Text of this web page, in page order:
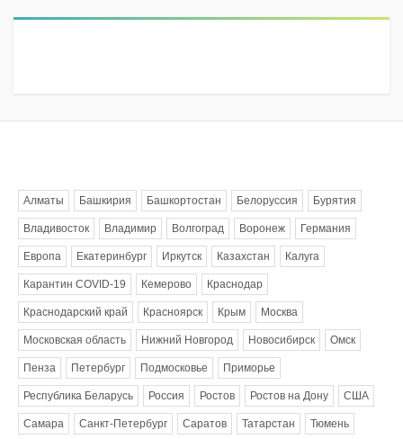
Алматы Башкирия Башкортостан Белоруссия Бурятия
Владивосток Владимир Волгоград Воронеж Германия
Европа Екатеринбург Иркутск Казахстан Калуга
Карантин COVID-19 Кемерово Краснодар
Краснодарский край Красноярск Крым Москва
Московская область Нижний Новгород Новосибирск Омск
Пенза Петербург Подмосковье Приморье
Республика Беларусь Россия Ростов Ростов на Дону США
Самара Санкт-Петербург Саратов Татарстан Тюмень